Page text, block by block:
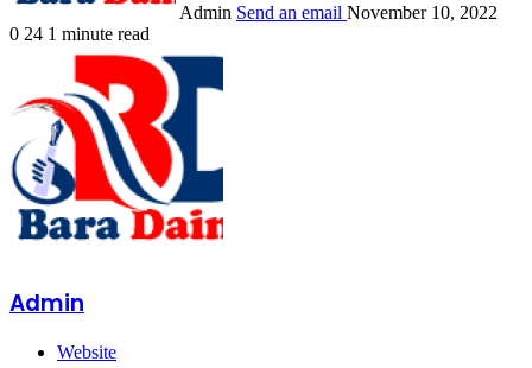
Admin Send an email November 10, 2022
0 24 1 minute read
Admin
Website